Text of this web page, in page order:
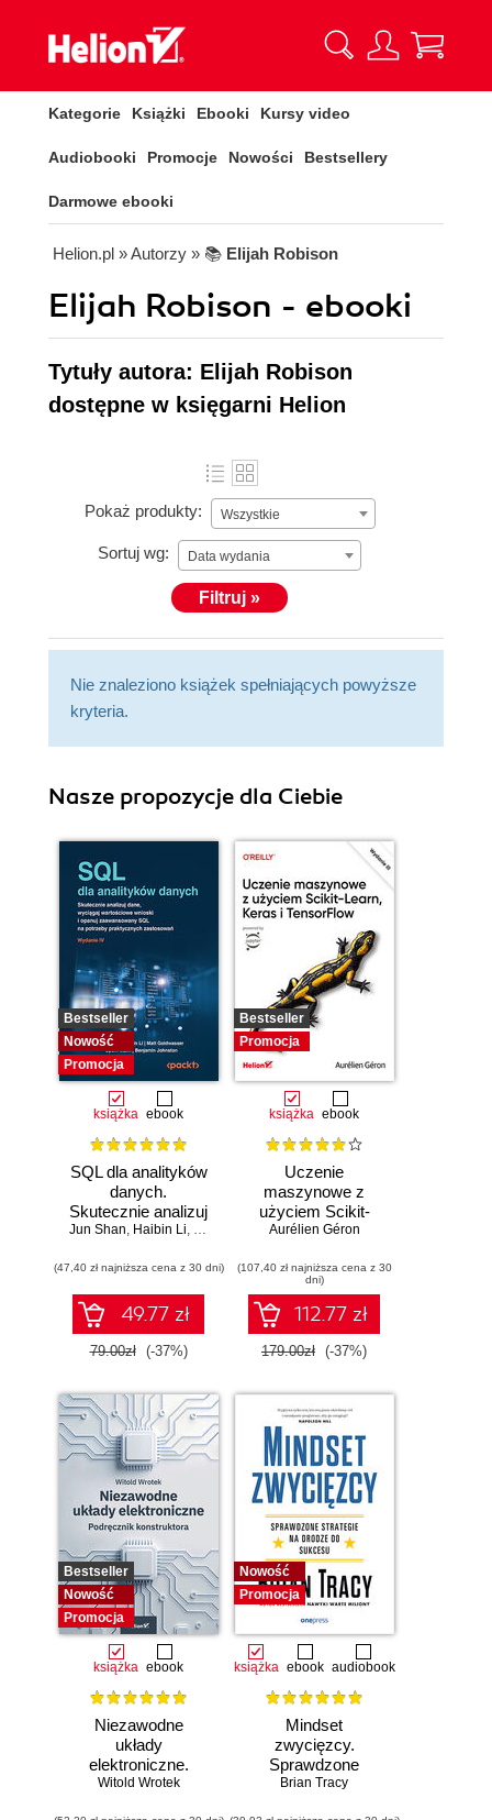
Kategorie Książki Ebooki Kursy video
Audiobooki Promocje Nowości Bestsellery
Darmowe ebooki
Helion.pl » Autorzy » 📚 Elijah Robison
Elijah Robison - ebooki
Tytuły autora: Elijah Robison
dostępne w księgarni Helion
Pokaż produkty: Wszystkie
Sortuj wg: Data wydania
Filtruj »
Nie znaleziono książek spełniających powyższe
kryteria.
Nasze propozycje dla Ciebie
Bestseller
Nowość
Promocja
książka ebook
SQL dla analityków
danych.
Skutecznie analizuj
dane, wyciągaj
wnioski i opanuj
zaawansowany
SQL na potrzeby
praktycznych
zastosowań.
Jun Shan, Haibin Li, Matt Goldwasser, Upom Malik
(47,40 zł najniższa cena z 30 dni)
49.77 zł
79.00zł (-37%)
Bestseller
Promocja
książka ebook
Uczenie
maszynowe z
użyciem Scikit-
Learn, Keras i
Wydanie III
Aurélien Géron
(107,40 zł najniższa cena z 30
dni)
112.77 zł
179.00zł (-37%)
Bestseller
Nowość
Promocja
książka ebook
Niezawodne
układy
elektroniczne.
Podręcznik
Witold Wrotek
Nowość
Promocja
książka ebook audiobook
Mindset
zwycięzcy.
Sprawdzone
strategie na drodze
Brian Tracy